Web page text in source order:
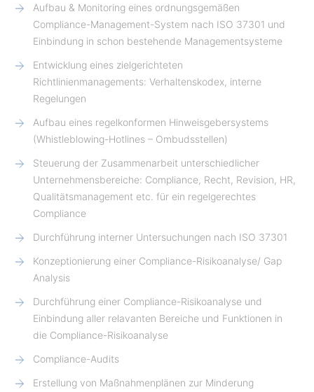
Aufbau & Monitoring eines ordnungsgemäßen
Compliance-Management-System nach ISO 37301 und
Einbindung in schon bestehende Managementsysteme
Entwicklung eines zielgerichteten
Richtlinienmanagements: Verhaltenskodex, interne
Regelungen
Aufbau eines regelkonformen Hinweisgebersystems
(Whistleblowing-Hotlines – Ombudsstellen)
Steuerung der Zusammenarbeit unterschiedlicher
Unternehmensbereiche: Compliance, Recht, Revision, HR,
Qualitätsmanagement etc. für ein regelgerechtes
Compliance
Durchführung interner Untersuchungen nach ISO 37301
Konzeptionierung einer Compliance-Risikoanalyse/ Gap
Analysis
Durchführung einer Compliance-Risikoanalyse und
Einbindung aller relavanten Bereiche und Funktionen in
die Compliance-Risikoanalyse
Compliance-Audits
Erstellung von Maßnahmenplänen zur Minderung